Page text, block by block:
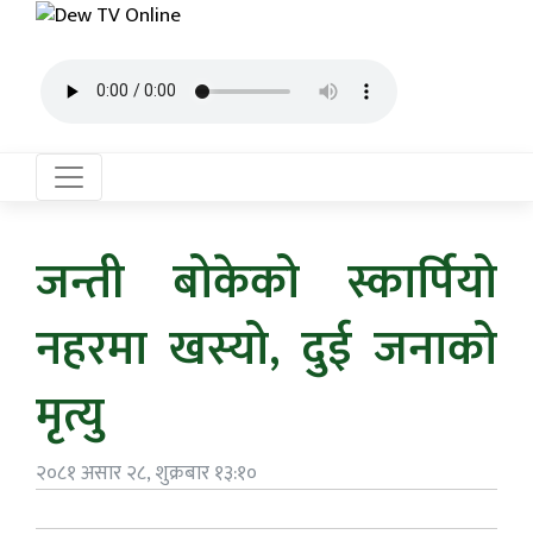
जन्ती बोकेको स्कार्पियो
नहरमा खस्यो, दुई जनाको
मृत्यु
२०८१ असार २८, शुक्रबार १३:१०